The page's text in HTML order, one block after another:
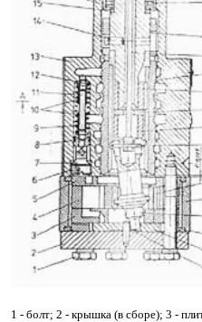
1 - болт; 2 - крышка (в сборе); 3 -